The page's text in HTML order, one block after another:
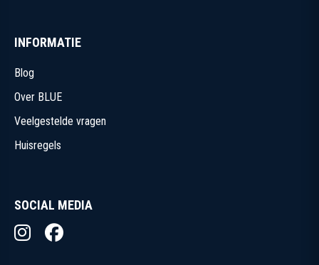
INFORMATIE
Blog
Over BLUE
Veelgestelde vragen
Huisregels
SOCIAL MEDIA